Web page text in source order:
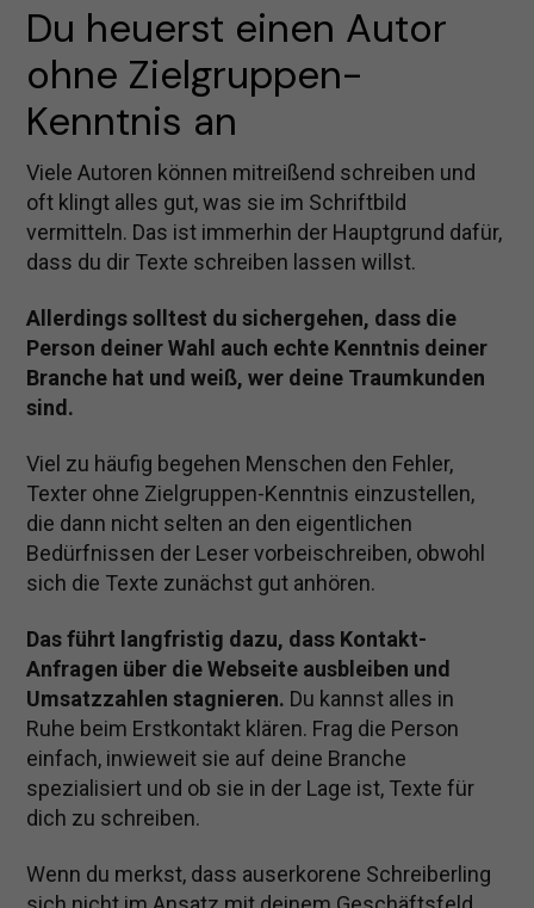
Du heuerst einen Autor
ohne Zielgruppen-
Kenntnis an
Viele Autoren können mitreißend schreiben und
oft klingt alles gut, was sie im Schriftbild
vermitteln. Das ist immerhin der Hauptgrund dafür,
dass du dir Texte schreiben lassen willst.
Allerdings solltest du sichergehen, dass die
Person deiner Wahl auch echte Kenntnis deiner
Branche hat und weiß, wer deine Traumkunden
sind.
Viel zu häufig begehen Menschen den Fehler,
Texter ohne Zielgruppen-Kenntnis einzustellen,
die dann nicht selten an den eigentlichen
Bedürfnissen der Leser vorbeischreiben, obwohl
sich die Texte zunächst gut anhören.
Das führt langfristig dazu, dass Kontakt-
Anfragen über die Webseite ausbleiben und
Umsatzzahlen stagnieren. Du kannst alles in
Ruhe beim Erstkontakt klären. Frag die Person
einfach, inwieweit sie auf deine Branche
spezialisiert und ob sie in der Lage ist, Texte für
dich zu schreiben.
Wenn du merkst, dass auserkorene Schreiberling